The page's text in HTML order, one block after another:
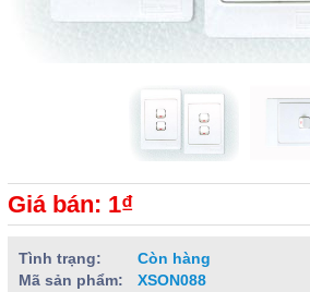
Giá bán: 1₫
Tình trạng:
Còn hàng
Mã sản phẩm:
XSON088